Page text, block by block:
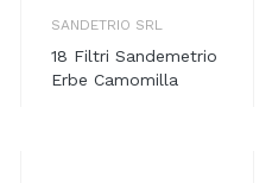
SANDETRIO SRL
18 Filtri Sandemetrio
Erbe Camomilla